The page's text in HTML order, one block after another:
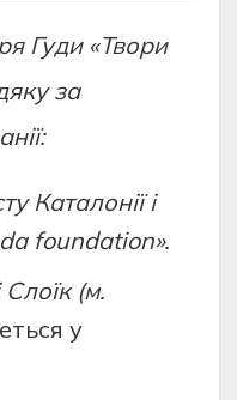
Гуди «Твори
за
Каталонії і
foundation».
(м.
у